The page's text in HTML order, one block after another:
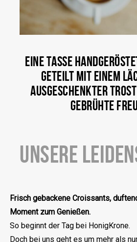
EINE TASSE
GETEILT MIT EINEM
AUSGESCHENKTER
GEBRÜHTE
UNSERE
Frisch gebackene Croissants,
Moment zum Genießen.
So beginnt der Tag bei HonigKrone.
Doch bei uns geht es um mehr als